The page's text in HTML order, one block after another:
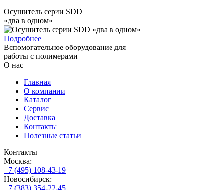
Осушитель серии SDD
«два в одном»
Подробнее
Вспомогательное оборудование для
работы с полимерами
О нас
Главная
О компании
Каталог
Сервис
Доставка
Контакты
Полезные статьи
Контакты
Москва:
+7 (495) 108-43-19
Новосибирск:
+7 (383) 354-22-45